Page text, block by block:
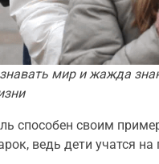
мир и жажда
способен своим
ведь дети учатся на